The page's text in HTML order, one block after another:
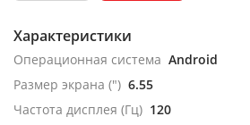
Характеристики
Операционная система Android
Размер экрана (") 6.55
Частота дисплея (Гц) 120